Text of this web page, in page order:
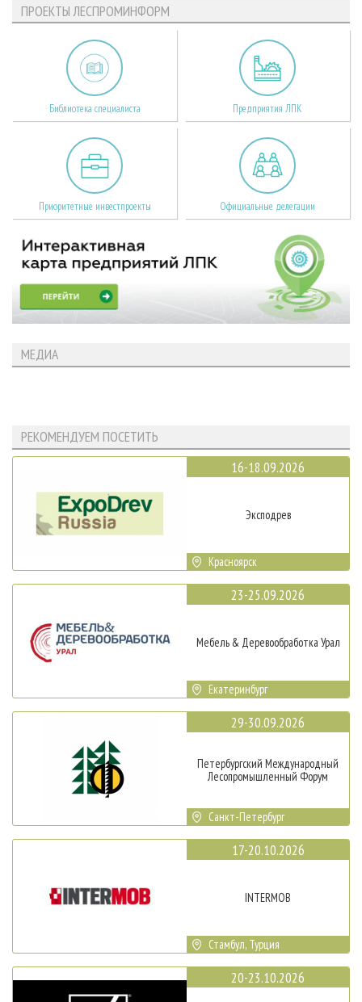
ПРОЕКТЫ ЛЕСПРОМИНФОРМ
Библиотека специалиста Предприятия ЛПК
Приоритетные инвестпроекты Официальные делегации
МЕДИА
РЕКОМЕНДУЕМ ПОСЕТИТЬ
16-18.09.2026
Эксподрев
Красноярск
23-25.09.2026
Мебель & Деревообработка Урал
Екатеринбург
29-30.09.2026
Петербургский Международный
Лесопромышленный Форум
Санкт-Петербург
17-20.10.2026
INTERMOB
Стамбул, Турция
20-23.10.2026